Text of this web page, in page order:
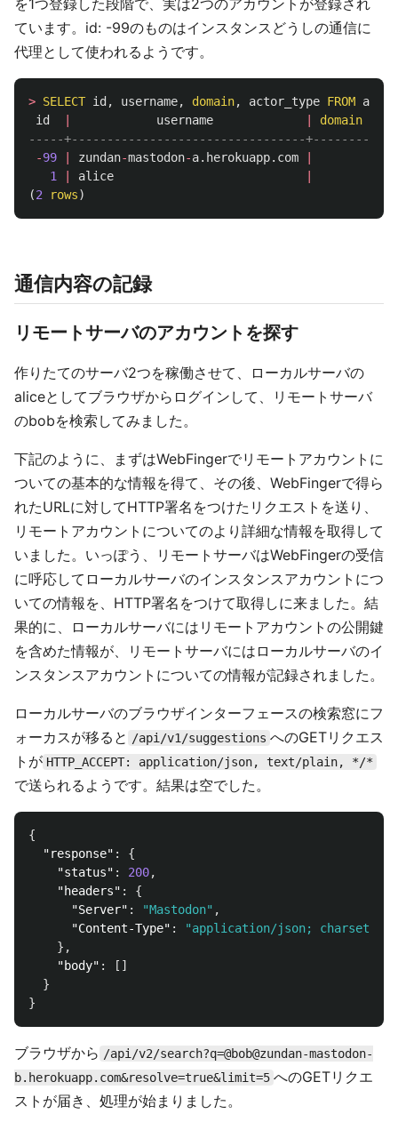
を1つ登録した段階で、実は2つのアカウントが登録され
ています。id: -99のものはインスタンスどうしの通信に
代理として使われるようです。
> SELECT id , username, domain, actor_type FROM
id
username domain
-----+---------------------------------+--------
-99 zundan-mastodon-a. herokuapp. com
1
alice
(2 rows)
通信内容の記録
リモートサーバのアカウントを探す
作りたてのサーバ2つを稼働させて、ローカルサーバの
aliceとしてブラウザからログインして、リモートサーバ
のbobを検索してみました。
下記のように、まずはWebFingerでリモートアカウントに
ついての基本的な情報を得て、その後、WebFingerで得ら
れたURLに対してHTTP署名をつけたリクエストを送り、
リモートアカウントについてのより詳細な情報を取得して
いました。いっぽう、リモートサーバはWebFingerの受信
に呼応してローカルサーバのインスタンスアカウントにつ
いての情報を、HTTP署名をつけて取得しに来ました。結
果的に、ローカルサーバにはリモートアカウントの公開鍵
を含めた情報が、リモートサーバにはローカルサーバのイ
ンスタンスアカウントについての情報が記録されました。
ローカルサーバのブラウザインターフェースの検索窓にフ
ォーカスが移ると /api/v1/suggestions へのGETリクエス
トが HTTP_ACCEPT: application/json, text/plain, */*
で送られるようです。結果は空でした。
{
"response" :
{
"status" : 200,
"headers" :
{
"Server" : "Mastodon" ,
"Content-Type" :
"application/json;
},
"body" :
[]
}
}
ブラウザから /api/v2/search?q=@bob@zundan-mastodon-
b.herokuapp.com&resolve=true&limit=5 へのGETリクエ
ストが届き、処理が始まりました。